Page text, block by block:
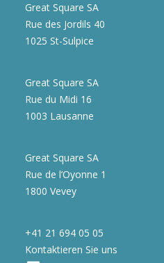
Great Square SA
Rue des Jordils 40
1025 St-Sulpice
Great Square SA
Rue du Midi 16
1003 Lausanne
Great Square SA
Rue de l’Oyonne 1
1800 Vevey
+41 21 694 05 05
Kontaktieren Sie uns